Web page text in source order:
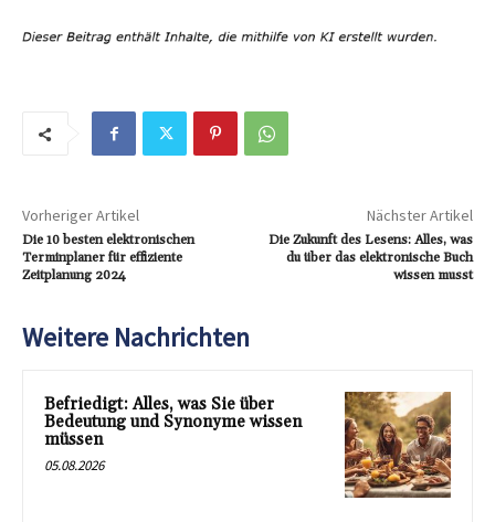
Vorheriger Artikel
Die 10 besten elektronischen
Terminplaner für effiziente
Zeitplanung 2024
Nächster Artikel
Die Zukunft des Lesens: Alles, was
du über das elektronische Buch
wissen musst
Weitere Nachrichten
Befriedigt: Alles, was Sie über
Bedeutung und Synonyme wissen
müssen
05.08.2026